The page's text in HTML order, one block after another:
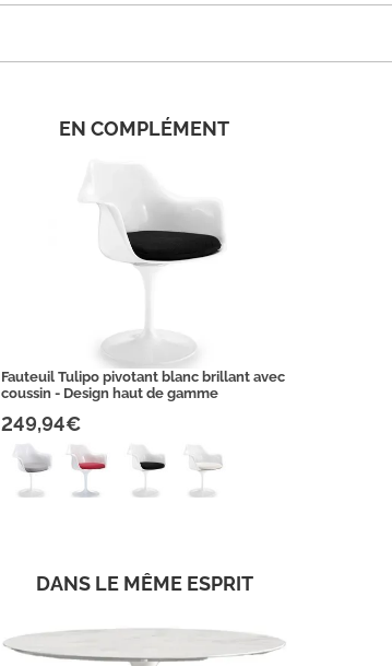
EN COMPLÉMENT
Fauteuil Tulipo pivotant blanc brillant avec
coussin - Design haut de gamme
249,94€
DANS LE MÊME ESPRIT